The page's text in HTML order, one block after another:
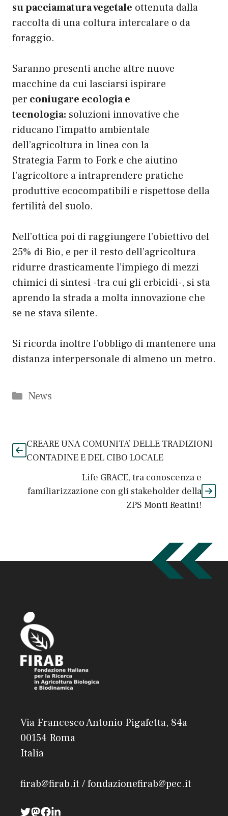
su pacciamatura vegetale ottenuta dalla
raccolta di una coltura intercalare o da
foraggio.
Saranno presenti anche altre nuove
macchine da cui lasciarsi ispirare
per coniugare ecologia e
tecnologia: soluzioni innovative che
riducano l’impatto ambientale
dell’agricoltura in linea con la
Strategia Farm to Fork e che aiutino
l’agricoltore a intraprendere pratiche
produttive ecocompatibili e rispettose della
fertilità del suolo.
Nell’ottica poi di raggiungere l’obiettivo del
25% di Bio, e per il resto dell’agricoltura
ridurre drasticamente l’impiego di mezzi
chimici di sintesi -tra cui gli erbicidi-, si sta
aprendo la strada a molta innovazione che
se ne stava silente.
Si ricorda inoltre l’obbligo di mantenere una
distanza interpersonale di almeno un metro.
Categorie
News
CREARE UNA COMUNITA’ DELLE TRADIZIONI
CONTADINE E DEL CIBO LOCALE
Life GRACE, tra conoscenza e
familiarizzazione con gli stakeholder della
ZPS Monti Reatini!
Via Francesco Antonio Pigafetta, 84a
00154 Roma
Italia
firab@firab.it / fondazionefirab@pec.it